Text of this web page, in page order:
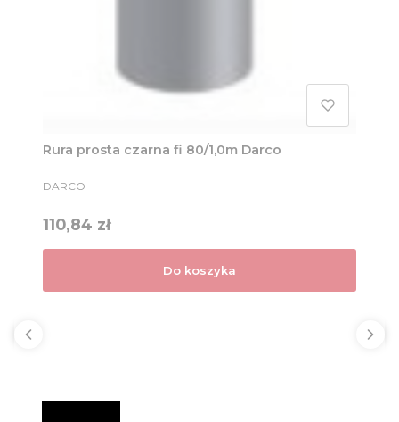
Rura prosta czarna fi 80/1,0m Darco
PRODUCENT
DARCO
Cena
110,84 zł
Do koszyka